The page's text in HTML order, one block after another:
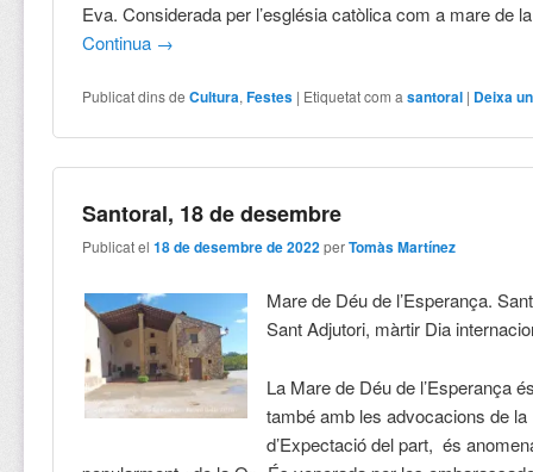
Eva. Considerada per l’església catòlica com a mare de
Continua →
Publicat dins de Cultura,Festes | Etiquetat com a santoral | Deixa
Santoral, 18 de desembre
Publicat el18 de desembre de 2022 perTomàs Martínez
Mare de Déu de l’Esperança.
Sant Adjutori, màrtir Dia
La Mare de Déu de l’Esperança
també amb les advocacions de
d’Expectació del part, és